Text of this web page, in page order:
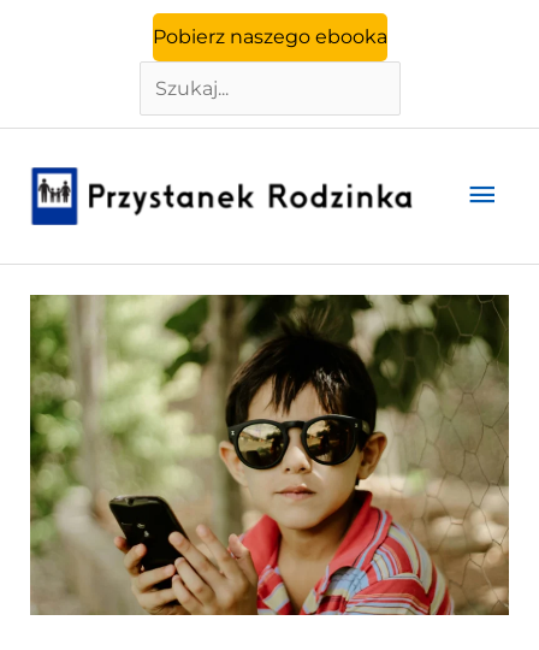
Pobierz naszego ebooka
Szukaj